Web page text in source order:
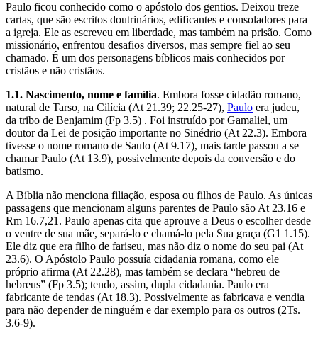
Paulo ficou conhecido como o apóstolo dos gentios. Deixou treze
cartas, que são escritos doutrinários, edificantes e consoladores para
a igreja. Ele as escreveu em liberdade, mas também na prisão. Como
missionário, enfrentou desafios diversos, mas sempre fiel ao seu
chamado. É um dos personagens bíblicos mais conhecidos por
cristãos e não cristãos.
1.1. Nascimento, nome e família. Embora fosse cidadão romano,
natural de Tarso, na Cilícia (At 21.39; 22.25-27), Paulo era judeu,
da tribo de Benjamim (Fp 3.5) . Foi instruído por Gamaliel, um
doutor da Lei de posição importante no Sinédrio (At 22.3). Embora
tivesse o nome romano de Saulo (At 9.17), mais tarde passou a se
chamar Paulo (At 13.9), possivelmente depois da conversão e do
batismo.
A Bíblia não menciona filiação, esposa ou filhos de Paulo. As únicas
passagens que mencionam alguns parentes de Paulo são At 23.16 e
Rm 16.7,21. Paulo apenas cita que aprouve a Deus o escolher desde
o ventre de sua mãe, separá-lo e chamá-lo pela Sua graça (G1 1.15).
Ele diz que era filho de fariseu, mas não diz o nome do seu pai (At
23.6). O Apóstolo Paulo possuía cidadania romana, como ele
próprio afirma (At 22.28), mas também se declara “hebreu de
hebreus” (Fp 3.5); tendo, assim, dupla cidadania. Paulo era
fabricante de tendas (At 18.3). Possivelmente as fabricava e vendia
para não depender de ninguém e dar exemplo para os outros (2Ts.
3.6-9).